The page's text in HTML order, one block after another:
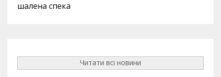
шалена спека
Читати всі новини